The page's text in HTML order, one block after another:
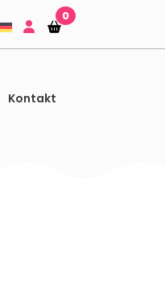
Einkaufskorb
Einkaufskorb
0
Kontakt